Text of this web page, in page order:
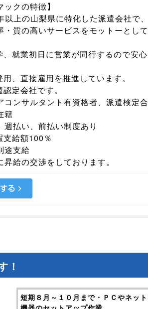
ックの特徴】
上の山梨県に特化した派遣会社で、
・質の高いサービスをモットーとして
就業初日に営業が同行するので安心
、直接雇用を推進しています。
定会社です。
ンサルタント有資格者、派遣検定合
籍
払い、前払い制度あり
給額100％
途支給
給の交渉をしております。